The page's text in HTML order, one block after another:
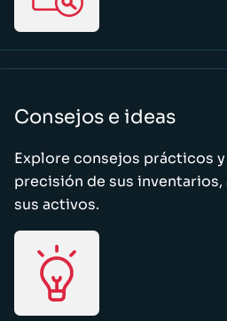
Consejos e ideas
Explore consejos prácticos
precisión de sus
sus activos.